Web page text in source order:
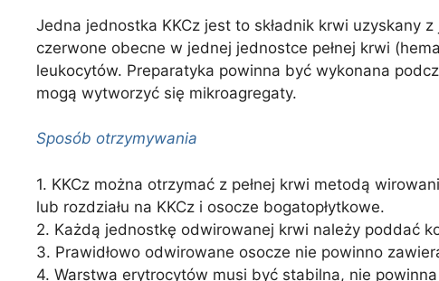
Jedna jednostka KKCz jest to składnik krwi uzyskany
czerwone obecne w jednej jednostce pełnej krwi
leukocytów. Preparatyka powinna być wykonana
mogą wytworzyć się mikroagregaty.
Sposób otrzymywania
1. KKCz można otrzymać z pełnej krwi metodą
lub rozdziału na KKCz i osocze bogatopłytkowe.
2. Każdą jednostkę odwirowanej krwi należy poddać
3. Prawidłowo odwirowane osocze nie powinno
4. Warstwa erytrocytów musi być stabilna, nie